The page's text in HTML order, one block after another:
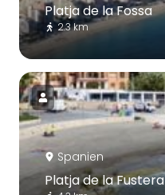
Platja de la Fossa
2.3 km
Spanien
Platja de la Fustera